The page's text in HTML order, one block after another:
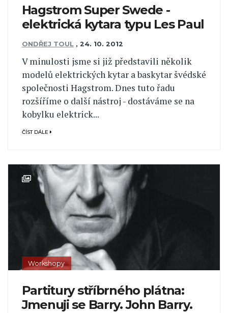
Hagstrom Super Swede -
elektrická kytara typu Les Paul
ONDŘEJ TOUL , 24. 10. 2012
V minulosti jsme si již představili několik
modelů elektrických kytar a baskytar švédské
společnosti Hagstrom. Dnes tuto řadu
rozšíříme o další nástroj - dostáváme se na
kobylku elektrick...
ČÍST DÁLE
Workshopy
Partitury stříbrného plátna:
Jmenuji se Barry. John Barry.